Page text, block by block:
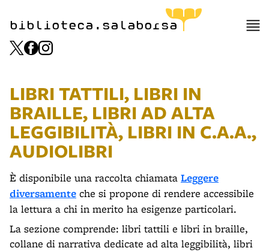
biblioteca.salaborsa
LIBRI TATTILI, LIBRI IN
BRAILLE, LIBRI AD ALTA
LEGGIBILITÀ, LIBRI IN C.A.A.,
AUDIOLIBRI
È disponibile una raccolta chiamata Leggere
diversamente che si propone di rendere accessibile
la lettura a chi in merito ha esigenze particolari.
La sezione comprende: libri tattili e libri in braille,
collane di narrativa dedicate ad alta leggibilità, libri